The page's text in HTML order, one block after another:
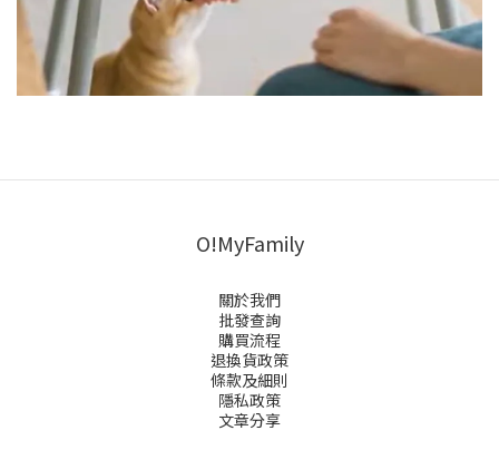
O!MyFamily
關於我們
批發查詢
購買流程
退換貨政策
條款及細則
隱私政策
文章分享